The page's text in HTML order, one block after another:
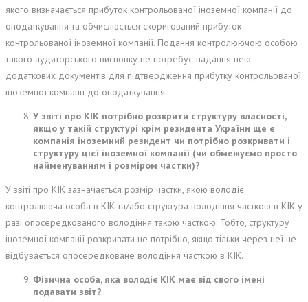
якого визначається прибуток контрольованої іноземної компанії до
оподаткування та обчислюється скоригований прибуток
контрольованої іноземної компанії. Подання контролюючою особою
такого аудиторського висновку не потребує надання нею
додаткових документів для підтвердження прибутку контрольованої
іноземної компанії до оподаткування.
У звіті про КІК потрібно розкрити структуру власності,
якщо у такій структурі крім резидента України ще є
компанія іноземний резидент чи потрібно розкривати і
структуру цієї іноземної компанії (чи обмежуємо просто
найменуванням і розміром частки)?
У звіті про КІК зазначається розмір частки, якою володіє
контролююча особа в КІК та/або структура володіння часткою в КІК у
разі опосередкованого володіння такою часткою. Тобто, структуру
іноземної компанії розкривати не потрібно, якщо тільки через неї не
відбувається опосередковане володіння часткою в КІК.
Фізична особа, яка володіє КІК має від свого імені
подавати звіт?